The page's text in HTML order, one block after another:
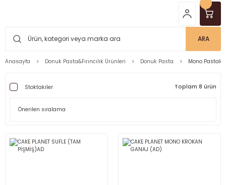
ARA
Anasayfa Donuk Pasta&Fırıncılık Ürünleri Donuk Pasta Mono Pastalar
Stoktakiler Toplam 8 ürün